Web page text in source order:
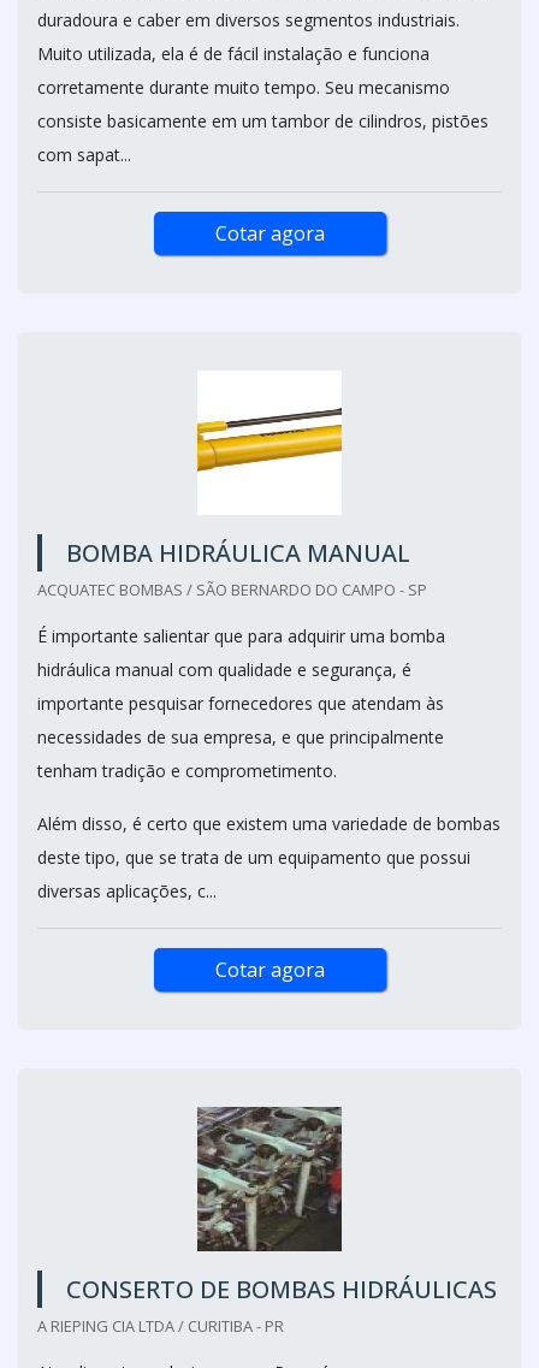
duradoura e caber em diversos segmentos industriais.
Muito utilizada, ela é de fácil instalação e funciona
corretamente durante muito tempo. Seu mecanismo
consiste basicamente em um tambor de cilindros, pistões
com sapat...
Cotar agora
BOMBA HIDRÁULICA MANUAL
ACQUATEC BOMBAS / SÃO BERNARDO DO CAMPO - SP
É importante salientar que para adquirir uma bomba
hidráulica manual com qualidade e segurança, é
importante pesquisar fornecedores que atendam às
necessidades de sua empresa, e que principalmente
tenham tradição e comprometimento.
Além disso, é certo que existem uma variedade de bombas
deste tipo, que se trata de um equipamento que possui
diversas aplicações, c...
Cotar agora
CONSERTO DE BOMBAS HIDRÁULICAS
A RIEPING CIA LTDA / CURITIBA - PR